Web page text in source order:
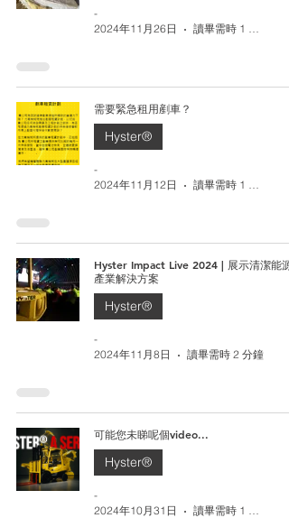
-
2024年11月26日
讀畢需時 1 分鐘
需要緊急租用剷車？
Hyster®
-
2024年11月12日
讀畢需時 1 分鐘
Hyster Impact Live 2024 | 展示清潔能源
產業解決方案
Hyster®
-
2024年11月8日
讀畢需時 2 分鐘
可能您未睇呢個video...
Hyster®
-
2024年10月31日
讀畢需時 1 分鐘